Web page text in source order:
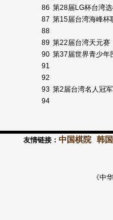
86 第28届LG杯台湾
87 第15届台湾海峰杯
88
89 第22届台湾天元赛
90 第37届世界青少年
91
92
93 第2届台湾名人冠
94
友情链接： 中国棋院 韩
《中